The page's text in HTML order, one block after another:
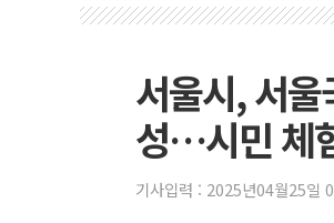
서울시, 서
성…시민 체
기사입력 : 2025년04월25일